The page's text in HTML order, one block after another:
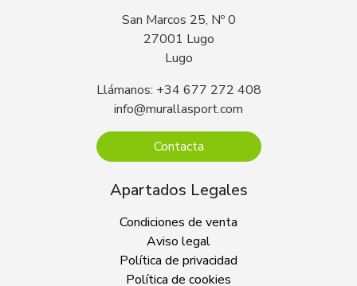
San Marcos 25, Nº 0
27001 Lugo
Lugo
Llámanos: +34 677 272 408
info@murallasport.com
Contacta
Apartados Legales
Condiciones de venta
Aviso legal
Política de privacidad
Política de cookies